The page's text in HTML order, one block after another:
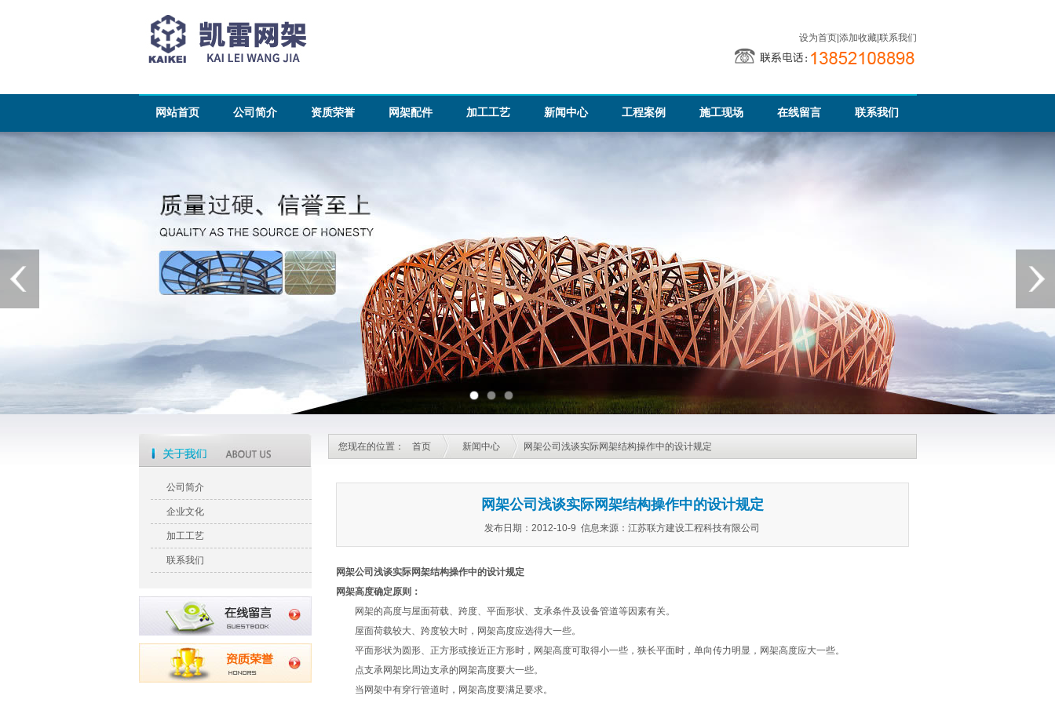
设为首页| 添加收藏| 联系我们
网站首页 公司简介 资质荣誉 网架配件 加工工艺 新闻中心 工程案例 施工现场 在线留言 联系我们
公司简介
企业文化
加工工艺
联系我们
您现在的位置： 首页 新闻中心 网架公司浅谈实际网架结构操作中的设计规定
网架公司浅谈实际网架结构操作中的设计规定
发布日期：2012-10-9 信息来源：江苏联方建设工程科技有限公司
网架公司 浅谈实际网架结构操作中的设计规定
网架高度确定原则：
网架的高度与屋面荷载、跨度、平面形状、支承条件及设备管道等因素有关。
屋面荷载较大、跨度较大时，网架高度应选得大一些。
平面形状为圆形、正方形或接近正方形时，网架高度可取得小一些，狭长平面时，单向传力明显，网架高度应大一些。
点支承网架比周边支承的网架高度要大一些。
当网架中有穿行管道时，网架高度要满足要求。